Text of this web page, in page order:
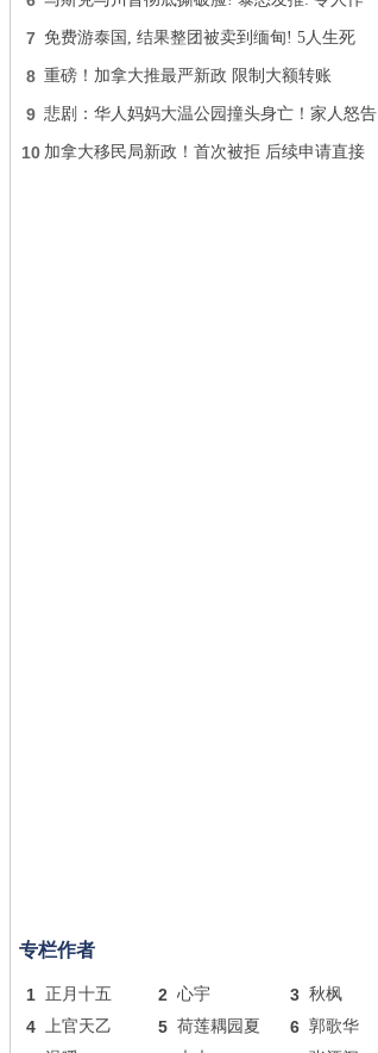
7 免费游泰国, 结果整团被卖到缅甸! 5人生死
8 重磅！加拿大推最严新政 限制大额转账
9 悲剧：华人妈妈大温公园撞头身亡！家人怒告
10 加拿大移民局新政！首次被拒 后续申请直接
专栏作者
1 正月十五 2 心宇 3 秋枫
4 上官天乙 5 荷莲耦园夏 6 郭歌华